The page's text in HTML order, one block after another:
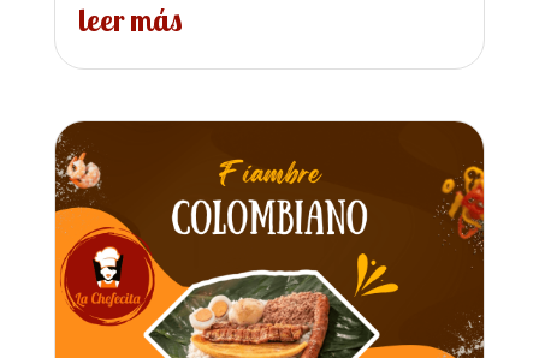
leer más